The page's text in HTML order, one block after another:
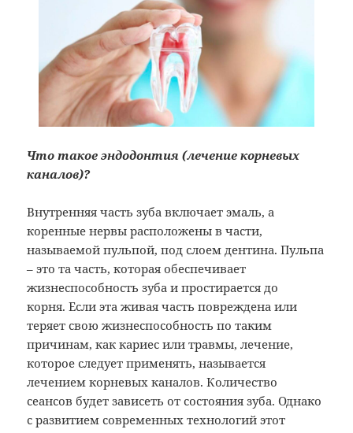
Что такое эндодонтия (лечение корневых
каналов)?
Внутренняя часть зуба включает эмаль, а
коренные нервы расположены в части,
называемой пульпой, под слоем дентина. Пульпа
– это та часть, которая обеспечивает
жизнеспособность зуба и простирается до
корня. Если эта живая часть повреждена или
теряет свою жизнеспособность по таким
причинам, как кариес или травмы, лечение,
которое следует применять, называется
лечением корневых каналов. Количество
сеансов будет зависеть от состояния зуба. Однако
с развитием современных технологий этот